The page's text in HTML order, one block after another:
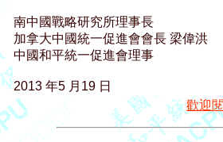
南中國戰略研究所理事長
加拿大中國統一促進會會長 梁偉洪
中國和平統一促進會理事
歡迎